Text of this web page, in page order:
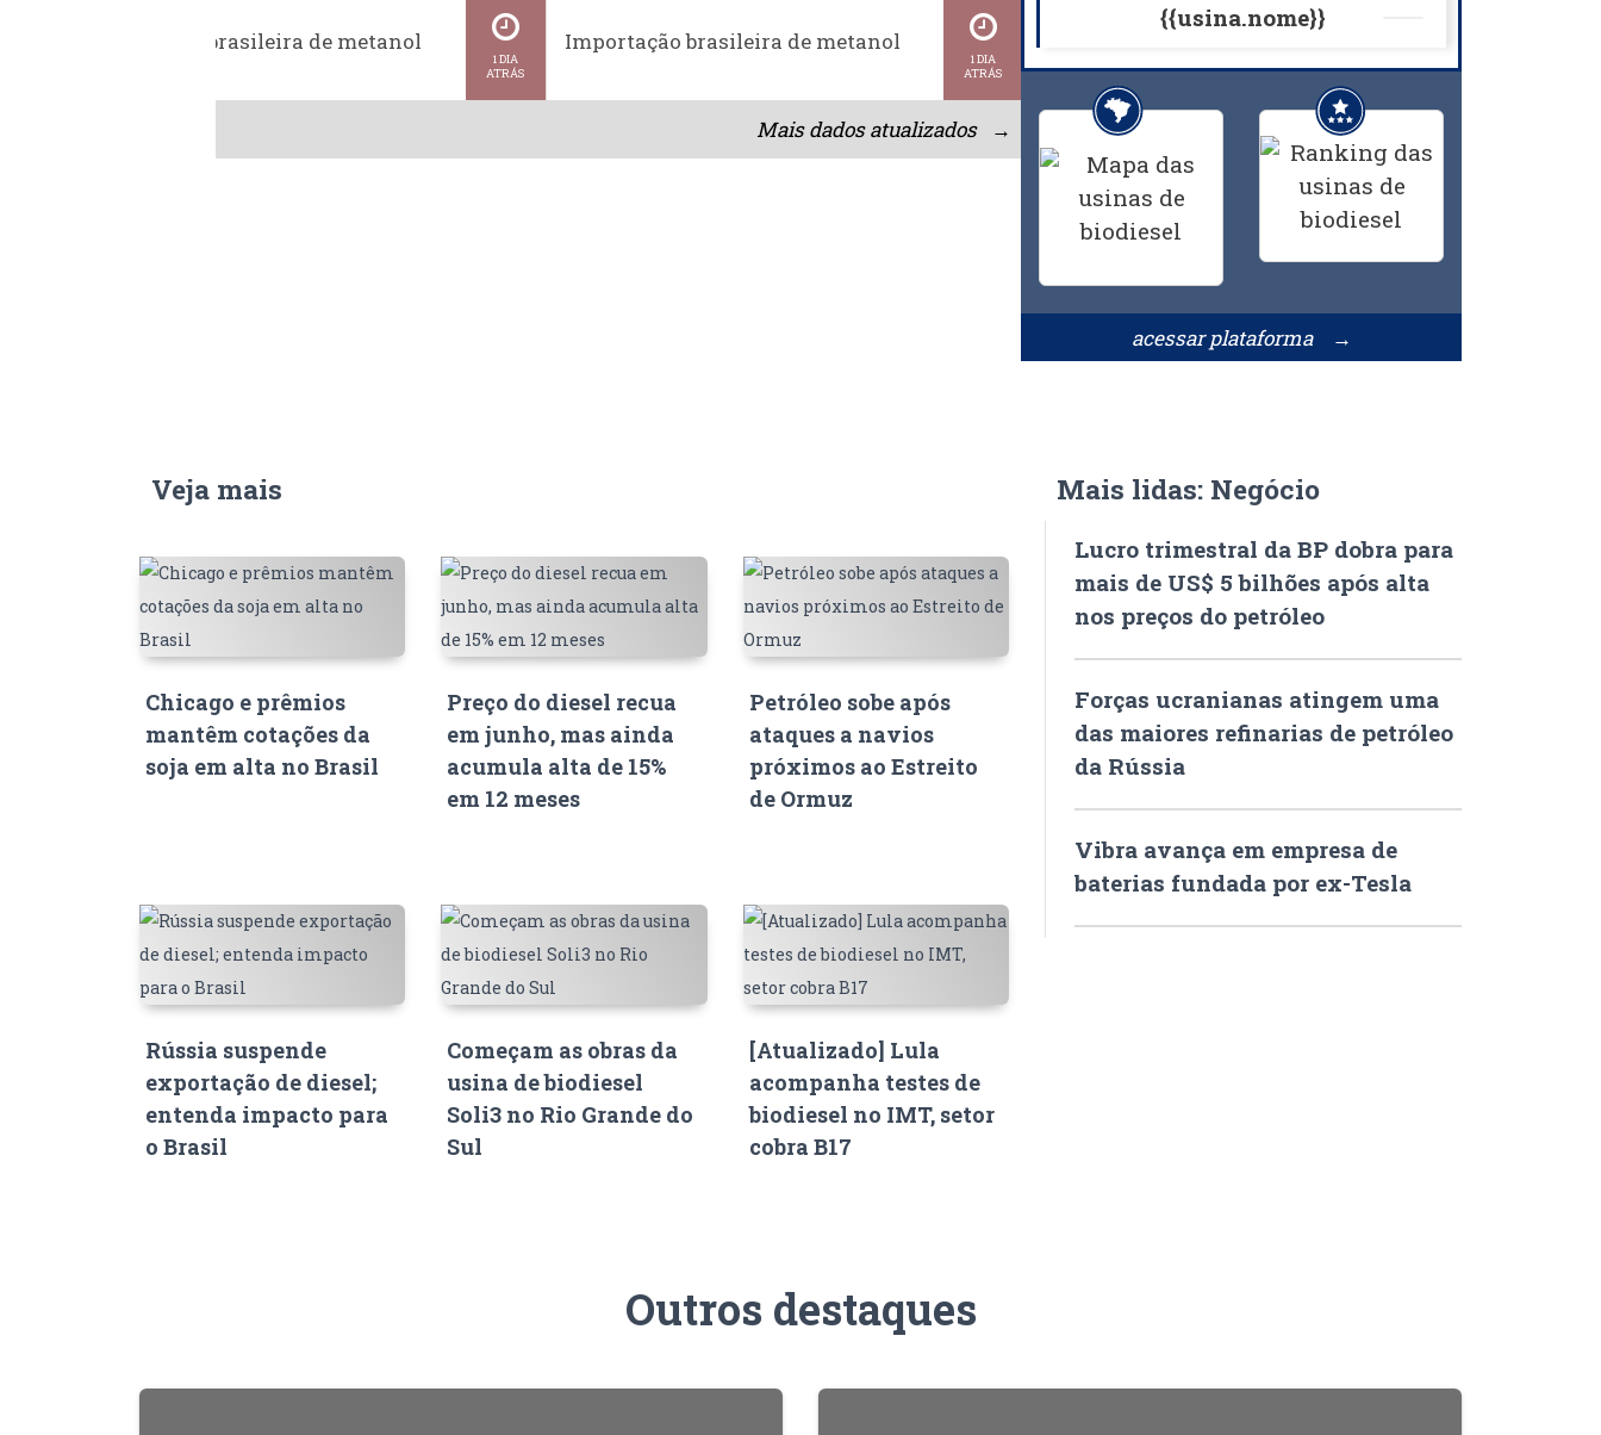
Exportação brasileira de metanol
1 DIA
ATRÁS
Importação brasileira de metanol
1 DIA
ATRÁS
Mais dados atualizados →
{{usina.nome}}
acessar plataforma →
Veja mais
Chicago e prêmios
mantêm cotações da
soja em alta no Brasil
Preço do diesel recua
em junho, mas ainda
acumula alta de 15%
em 12 meses
Petróleo sobe após
ataques a navios
próximos ao Estreito
de Ormuz
Rússia suspende
exportação de diesel;
entenda impacto para
o Brasil
Começam as obras da
usina de biodiesel
Soli3 no Rio Grande do
Sul
[Atualizado] Lula
acompanha testes de
biodiesel no IMT, setor
cobra B17
Mais lidas: Negócio
Lucro trimestral da BP dobra para
mais de US$ 5 bilhões após alta
nos preços do petróleo
Forças ucranianas atingem uma
das maiores refinarias de petróleo
da Rússia
Vibra avança em empresa de
baterias fundada por ex-Tesla
Outros destaques